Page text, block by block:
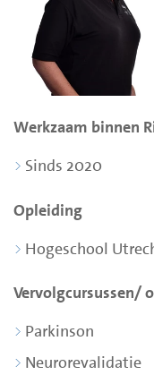
Werkzaam binnen
Sinds 2020
Opleiding
Hogeschool
Vervolgcursussen/
Parkinson
Neurorevalidatie